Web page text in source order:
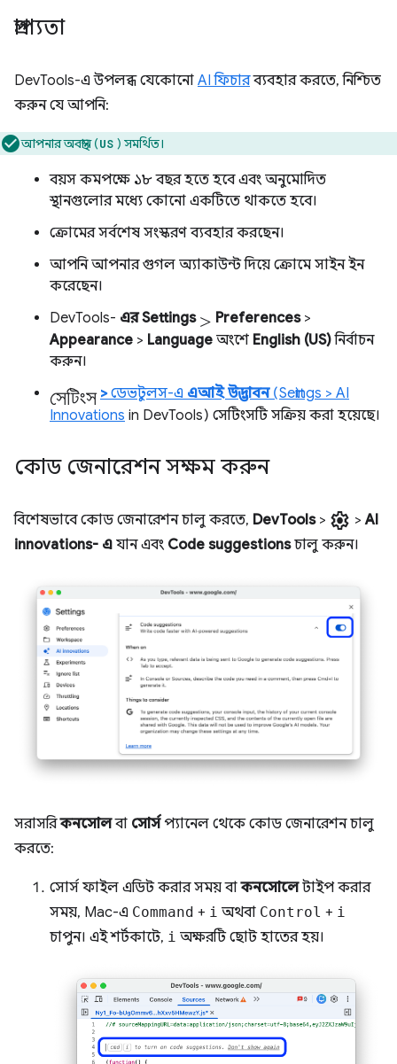
প্রাপ্যতা
DevTools-এ উপলব্ধ যেকোনো AI ফিচারব্যবহার করতে, নিশ্চিত
করুন যে আপনি:
আপনার অবস্থান (US ) সমর্থিত।
বয়স কমপক্ষে ১৮ বছর হতে হবে এবং অনুমোদিত
স্থানগুলোর মধ্যে কোনো একটিতে থাকতে হবে।
ক্রোমের সর্বশেষ সংস্করণ ব্যবহার করছেন।
আপনি আপনার গুগল অ্যাকাউন্ট দিয়ে ক্রোমে সাইন ইন
করেছেন।
DevTools- এর Settings > Preferences>
Appearance > Language অংশে English (US)নির্বাচন
করুন।
সেটিংস >ডেভটুলস-এ এআই উদ্ভাবন(Settings > AI
Innovations in DevTools) সেটিংসটি সক্রিয় করা হয়েছে।
কোড জেনারেশন সক্ষম করুন
বিশেষভাবে কোড জেনারেশন চালু করতে, DevTools> settings >AI
innovations- এ যান এবং Code suggestionsচালু করুন।
সরাসরিকনসোলবা সোর্সপ্যানেল থেকে কোড জেনারেশন চালু
করতে:
সোর্স ফাইল এডিট করার সময় বাকনসোলেটাইপ করার
সময়, Mac-এ Command + i অথবা Control + i
চাপুন। এই শর্টকাটে, i অক্ষরটি ছোট হাতের হয়।